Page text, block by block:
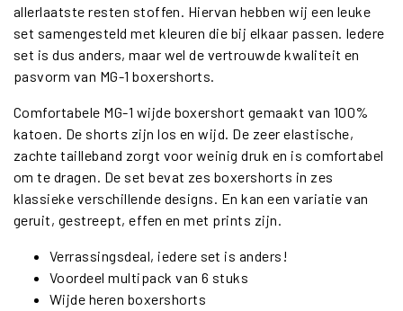
allerlaatste resten stoffen. Hiervan hebben wij een leuke
set samengesteld met kleuren die bij elkaar passen. Iedere
set is dus anders, maar wel de vertrouwde kwaliteit en
pasvorm van MG-1 boxershorts.
Comfortabele MG-1 wijde boxershort gemaakt van 100%
katoen. De shorts zijn los en wijd. De zeer elastische,
zachte tailleband zorgt voor weinig druk en is comfortabel
om te dragen. De set bevat zes boxershorts in zes
klassieke verschillende designs. En kan een variatie van
geruit, gestreept, effen en met prints zijn.
Verrassingsdeal, iedere set is anders!
Voordeel multipack van 6 stuks
Wijde heren boxershorts